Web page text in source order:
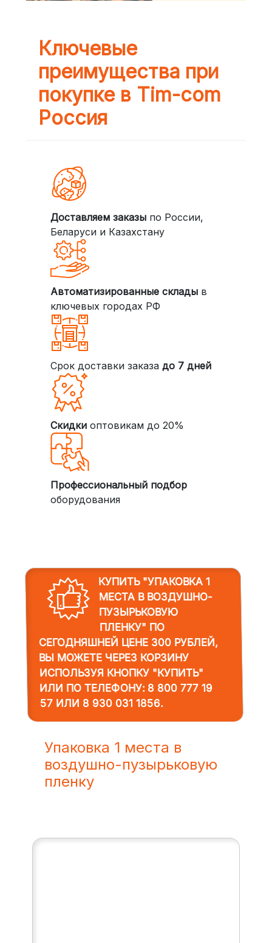
Ключевые
преимущества при
покупке в Tim-com
Россия
Доставляем заказыпо России,
Беларуси и Казахстану
Автоматизированные складыв
ключевых городах РФ
Срок доставки заказа до 7 дней
Скидкиоптовикам до 20%
Профессиональный подбор
оборудования
КУПИТЬ "УПАКОВКА 1
МЕСТА В ВОЗДУШНО-
ПУЗЫРЬКОВУЮ
ПЛЕНКУ"ПО
СЕГОДНЯШНЕЙ ЦЕНЕ 300 РУБЛЕЙ,
ВЫ МОЖЕТЕ ЧЕРЕЗ КОРЗИНУ
ИСПОЛЬЗУЯ КНОПКУ "КУПИТЬ"
ИЛИ ПО ТЕЛЕФОНУ: 8 800 777 19
57ИЛИ 8 930 031 1856.
Упаковка 1 места в
воздушно-пузырьковую
пленку